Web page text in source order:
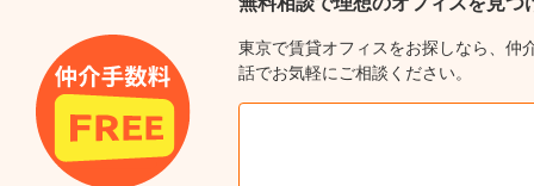
東京で賃貸オフィスをお探しなら、仲
話でお気軽にご相談ください。